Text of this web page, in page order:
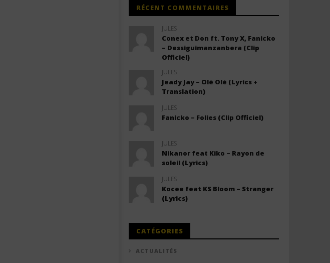
RÉCENT COMMENTAIRES
JULES
Conex et Don ft. Tony X, Fanicko
– Dessiguimanzanbera (Clip
Officiel)
JULES
Jeady Jay – Olé Olé (Lyrics +
Translation)
JULES
Fanicko – Folies (Clip Officiel)
JULES
Nikanor feat Kiko – Rayon de
soleil (Lyrics)
JULES
Kocee feat KS Bloom – Stranger
(Lyrics)
CATÉGORIES
ACTUALITÉS